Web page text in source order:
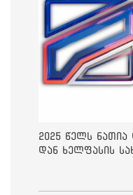
2025 წელს ნათია
დან ხელფასის